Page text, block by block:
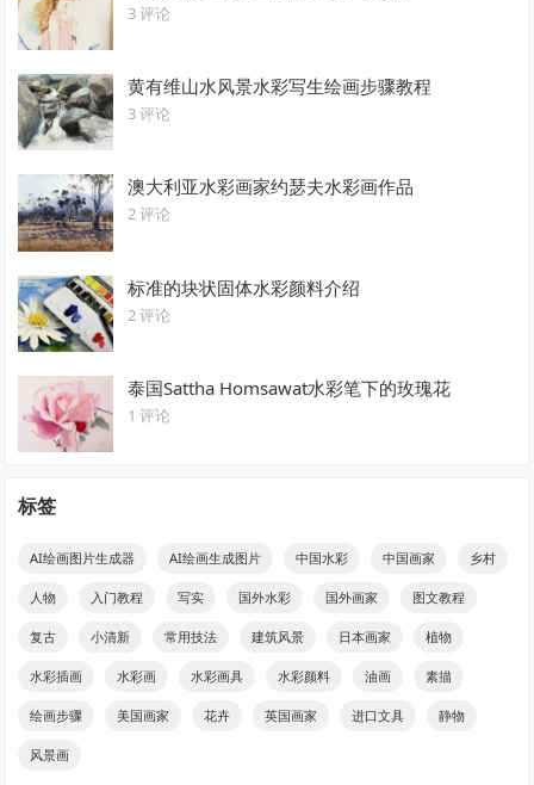
3 评论
黄有维山水风景水彩写生绘画步骤教程
3 评论
澳大利亚水彩画家约瑟夫水彩画作品
2 评论
标准的块状固体水彩颜料介绍
2 评论
泰国Sattha Homsawat水彩笔下的玫瑰花
1 评论
标签
AI绘画图片生成器 AI绘画生成图片 中国水彩 中国画家 乡村
人物 入门教程 写实 国外水彩 国外画家 图文教程
复古 小清新 常用技法 建筑风景 日本画家 植物
水彩插画 水彩画 水彩画具 水彩颜料 油画 素描
绘画步骤 美国画家 花卉 英国画家 进口文具 静物
风景画